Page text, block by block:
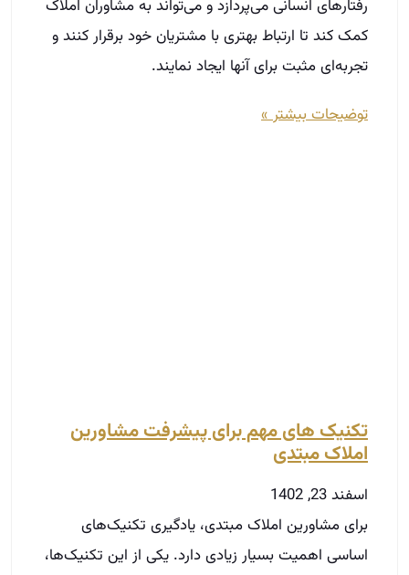
رفتارهای انسانی می‌پردازد و می‌تواند به مشاوران املاک
کمک کند تا ارتباط بهتری با مشتریان خود برقرار کنند و
تجربه‌ای مثبت برای آنها ایجاد نمایند.
توضیحات بیشتر »
تکنیک های مهم برای پیشرفت مشاورین
املاک مبتدی
اسفند 23, 1402
برای مشاورین املاک مبتدی، یادگیری تکنیک‌های
اساسی اهمیت بسیار زیادی دارد. یکی از این تکنیک‌ها،